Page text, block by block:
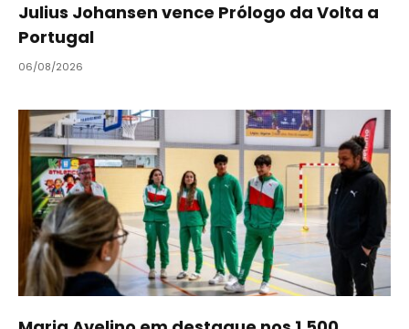
Julius Johansen vence Prólogo da Volta a
Portugal
06/08/2026